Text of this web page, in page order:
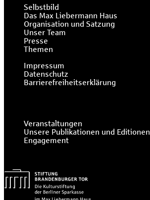
Selbstbild
Das Max Liebermann Haus
Organisation und Satzung
Unser Team
Presse
Themen
Impressum
Datenschutz
Barrierefreiheitserklärung
Veranstaltungen
Unsere Publikationen und Editionen
Engagement